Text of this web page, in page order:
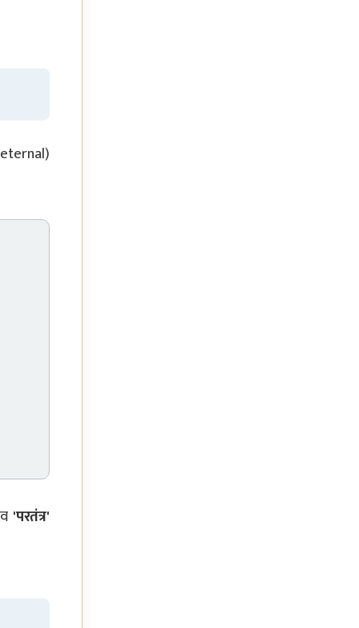
'परतंत्र'